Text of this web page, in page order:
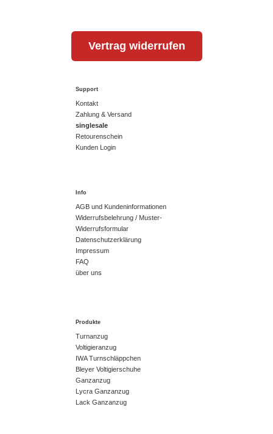
Vertrag widerrufen
Support
Kontakt
Zahlung & Versand
singlesale
Retourenschein
Kunden Login
Info
AGB und Kundeninformationen
Widerrufsbelehrung / Muster-
Widerrufsformular
Datenschutzerklärung
Impressum
FAQ
über uns
Produkte
Turnanzug
Voltigieranzug
IWA Turnschläppchen
Bleyer Voltigierschuhe
Ganzanzug
Lycra Ganzanzug
Lack Ganzanzug